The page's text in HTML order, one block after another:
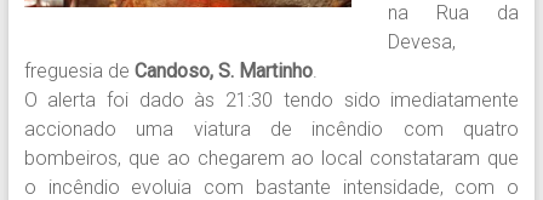
na Rua da
Devesa,
freguesia de Candoso, S. Martinho.
O alerta foi dado às 21:30 tendo sido imediatamente
accionado uma viatura de incêndio com quatro
bombeiros, que ao chegarem ao local constataram que
o incêndio evoluia com bastante intensidade, com o